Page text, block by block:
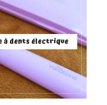
à dents électrique